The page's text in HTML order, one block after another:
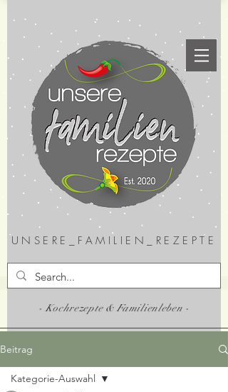
UNSERE_FAMILIEN_REZEPTE
- Kochrezepte & Familienleben -
Beitrag
Kategorie-Auswahl